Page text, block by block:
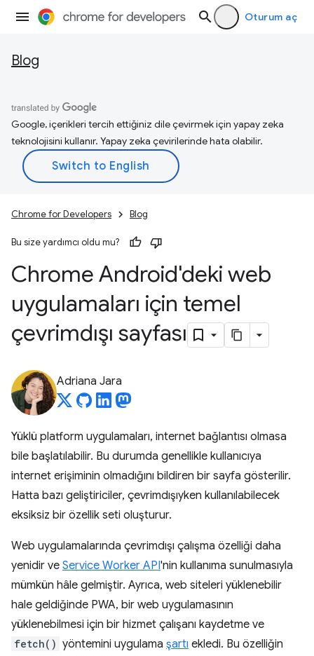
Oturum aç
Blog
Google, içerikleri tercih ettiğiniz dile çevirmek için yapay zeka
teknolojisini kullanır. Yapay zeka çevirilerinde hata olabilir.
Chrome for Developers Blog
Bu size yardımcı oldu mu?
Chrome Android'deki web
uygulamaları için temel
çevrimdışı sayfası
Adriana Jara
Yüklü platform uygulamaları, internet bağlantısı olmasa
bile başlatılabilir. Bu durumda genellikle kullanıcıya
internet erişiminin olmadığını bildiren bir sayfa gösterilir.
Hatta bazı geliştiriciler, çevrimdışıyken kullanılabilecek
eksiksiz bir özellik seti oluşturur.
Web uygulamalarında çevrimdışı çalışma özelliği daha
yenidir ve Service Worker API'nin kullanıma sunulmasıyla
mümkün hâle gelmiştir. Ayrıca, web siteleri yüklenebilir
hale geldiğinde PWA, bir web uygulamasının
yüklenebilmesi için bir hizmet çalışanı kaydetme ve
fetch() yöntemini uygulama şartı ekledi. Bu özelliğin